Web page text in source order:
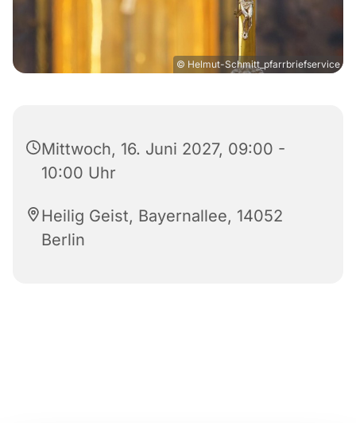
© Helmut-Schmitt_pfarrbriefservice
Mittwoch, 16. Juni 2027, 09:00 -
10:00 Uhr
Heilig Geist, Bayernallee, 14052
Berlin